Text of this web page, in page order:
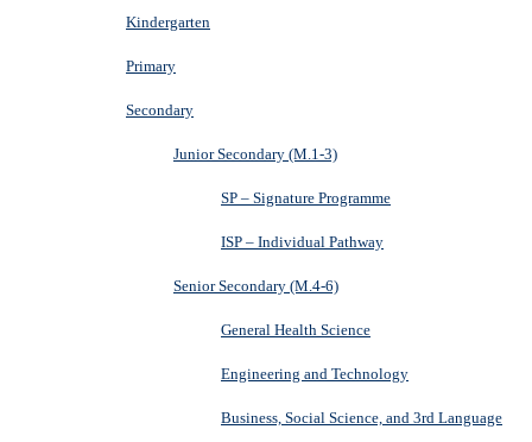
Kindergarten
Primary
Secondary
Junior Secondary (M.1-3)
SP – Signature Programme
ISP – Individual Pathway
Senior Secondary (M.4-6)
General Health Science
Engineering and Technology
Business, Social Science, and 3rd Language